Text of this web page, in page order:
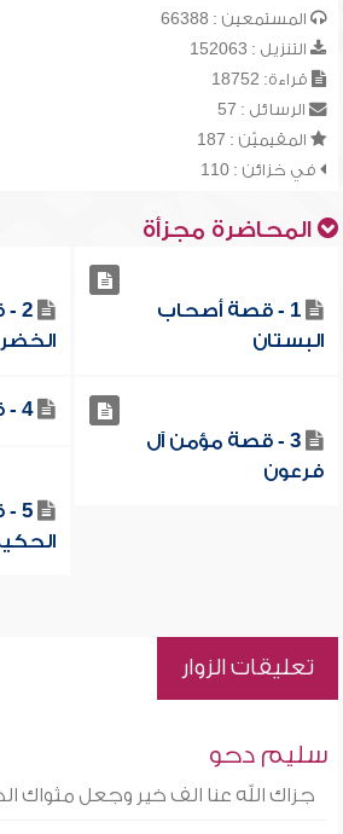
المستمعين : 66388
التنزيل : 152063
قراءة: 18752
الرسائل : 57
المقيميّن : 187
في خزائن : 110
المحاضرة مجزأة
1 - قصة أصحاب
البستان
3 - قصة مؤمن آل
فرعون
4 - قصة قارون
5
تعليقات الزوار
سليم دحو
جزاك الله عنا الف خير وجعل مثواك